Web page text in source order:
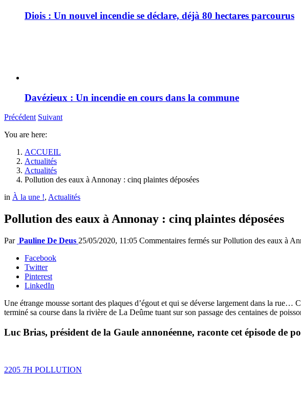
Diois : Un nouvel incendie se déclare, déjà 80 hectares parcourus
Davézieux : Un incendie en cours dans la commune
Précédent Suivant
You are here:
ACCUEIL
Actualités
Actualités
Pollution des eaux à Annonay : cinq plaintes déposées
in À la une !, Actualités
Pollution des eaux à Annonay : cinq plaintes déposées
Par Pauline De Deus 25/05/2020, 11:05 Commentaires fermés sur Pollution des eaux à
Facebook
Twitter
Pinterest
LinkedIn
Une étrange mousse sortant des plaques d’égout et qui se déverse largement dans la
terminé sa course dans la rivière de La Deûme tuant sur son passage des centaines de
Luc Brias, président de la Gaule annonéenne, raconte cet épisode de
2205 7H POLLUTION